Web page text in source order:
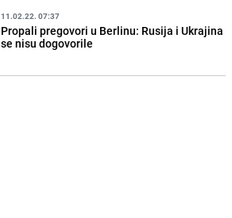
11.02.22. 07:37
Propali pregovori u Berlinu: Rusija i Ukrajina
se nisu dogovorile